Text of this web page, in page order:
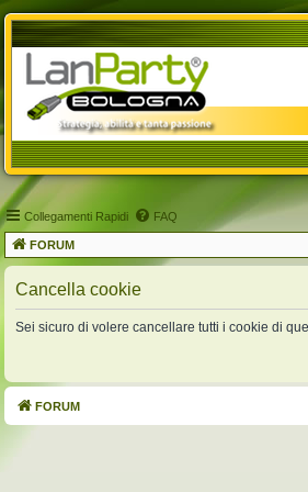
Collegamenti Rapidi FAQ
FORUM
Cancella cookie
Sei sicuro di volere cancellare tutti i cookie di
FORUM